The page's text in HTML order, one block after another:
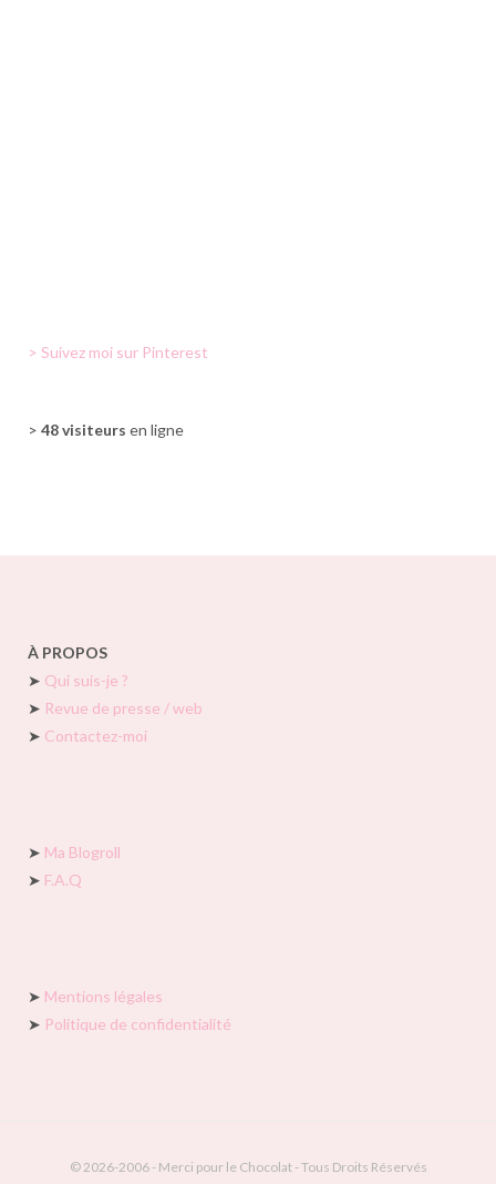
> Suivez moi sur Pinterest
> 48 visiteurs en ligne
À PROPOS
➤ Qui suis-je ?
➤ Revue de presse / web
➤ Contactez-moi
➤ Ma Blogroll
➤ F.A.Q
➤ Mentions légales
➤ Politique de confidentialité
© 2026-2006 - Merci pour le Chocolat - Tous Droits Réservés